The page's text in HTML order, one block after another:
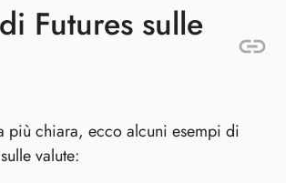
Futures sulle
più chiara, ecco alcuni esempi di
valute: